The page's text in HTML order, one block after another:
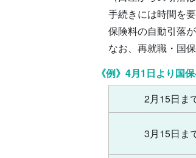
手続きには時間を
保険料の自動引落
なお、再就職・国
《例》4月1日より国
2月15日ま
3月15日ま